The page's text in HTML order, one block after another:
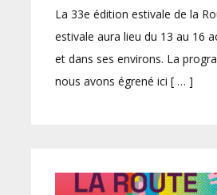
La 33e édition estivale de la
estivale aura lieu du 13 au 16
et dans ses environs. La
nous avons égrené ici [ … ]